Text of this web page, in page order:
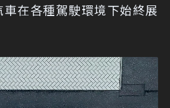
在各種駕駛環境下始終展